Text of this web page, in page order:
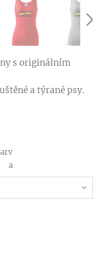
s originálním
a týrané psy.
a